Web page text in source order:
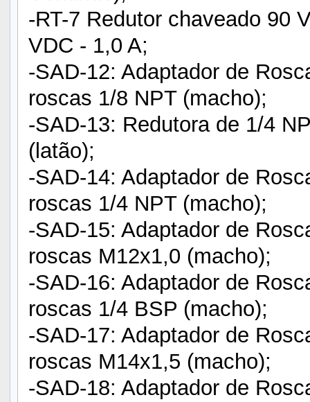
-RT-7 Redutor chaveado 90
VDC - 1,0 A;
-SAD-12: Adaptador de
roscas 1/8 NPT (macho);
-SAD-13: Redutora de 1/4
(latão);
-SAD-14: Adaptador de
roscas 1/4 NPT (macho);
-SAD-15: Adaptador de
roscas M12x1,0 (macho);
-SAD-16: Adaptador de
roscas 1/4 BSP (macho);
-SAD-17: Adaptador de
roscas M14x1,5 (macho);
-SAD-18: Adaptador de